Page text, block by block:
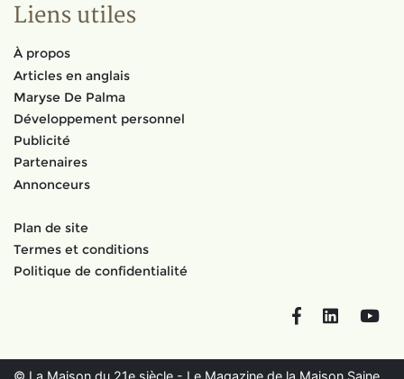
Liens utiles
À propos
Articles en anglais
Maryse De Palma
Développement personnel
Publicité
Partenaires
Annonceurs
Plan de site
Termes et conditions
Politique de confidentialité
FacebookLinkedIn
© La Maison du 21e siècle - Le Magazine de la Maison Saine